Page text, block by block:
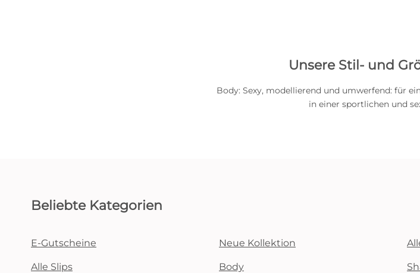
Unsere Stil- und
Body: Sexy, modellierend und umwerfend: für
in einer sportlichen und
Beliebte Kategorien
E-Gutscheine Neue Kollektion
Alle Slips Body